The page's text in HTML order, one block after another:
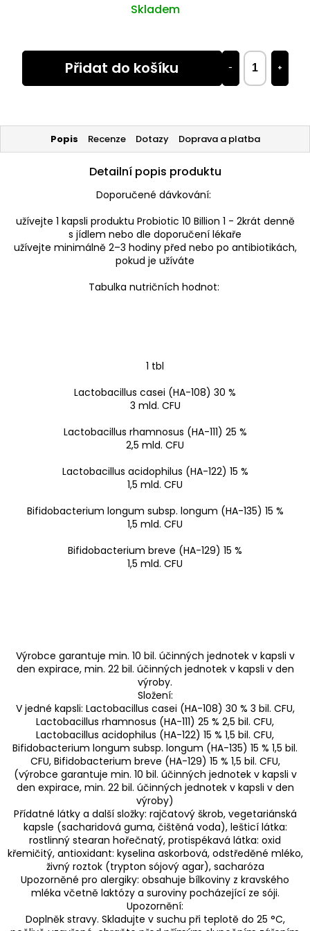
Skladem
+
−
Přidat do košíku
Popis Recenze Dotazy Doprava a platba
Detailní popis produktu
Doporučené dávkování:
užívejte 1 kapsli produktu Probiotic 10 Billion 1 - 2krát denně
s jídlem nebo dle doporučení lékaře
užívejte minimálně 2–3 hodiny před nebo po antibiotikách,
pokud je užíváte
Tabulka nutričních hodnot:
1 tbl
Lactobacillus casei (HA-108) 30 %
3 mld. CFU
Lactobacillus rhamnosus (HA-111) 25 %
2,5 mld. CFU
Lactobacillus acidophilus (HA-122) 15 %
1,5 mld. CFU
Bifidobacterium longum subsp. longum (HA-135) 15 %
1,5 mld. CFU
Bifidobacterium breve (HA-129) 15 %
1,5 mld. CFU
Výrobce garantuje min. 10 bil. účinných jednotek v kapsli v
den expirace, min. 22 bil. účinných jednotek v kapsli v den
výroby.
Složení:
V jedné kapsli: Lactobacillus casei (HA-108) 30 % 3 bil. CFU,
Lactobacillus rhamnosus (HA-111) 25 % 2,5 bil. CFU,
Lactobacillus acidophilus (HA-122) 15 % 1,5 bil. CFU,
Bifidobacterium longum subsp. longum (HA-135) 15 % 1,5 bil.
CFU, Bifidobacterium breve (HA-129) 15 % 1,5 bil. CFU,
(výrobce garantuje min. 10 bil. účinných jednotek v kapsli v
den expirace, min. 22 bil. účinných jednotek v kapsli v den
výroby)
Přídatné látky a další složky: rajčatový škrob, vegetariánská
kapsle (sacharidová guma, čištěná voda), lešticí látka:
rostlinný stearan hořečnatý, protispékavá látka: oxid
křemičitý, antioxidant: kyselina askorbová, odstředěné mléko,
živný roztok (trypton sójový agar), sacharóza
Upozorněné pro alergiky: obsahuje bílkoviny z kravského
mléka včetně laktózy a suroviny pocházející ze sóji.
Upozornění:
Doplněk stravy. Skladujte v suchu při teplotě do 25 °C,